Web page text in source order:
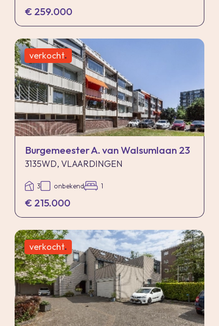
€ 259.000
verkocht.
Burgemeester A. van Walsumlaan 23
3135WD, VLAARDINGEN
3 onbekend 1
€ 215.000
verkocht.